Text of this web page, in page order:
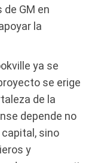
GM en
la
ya se
se erige
de la
depende no
sino
y